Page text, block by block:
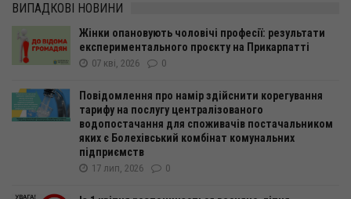
ВИПАДКОВІ НОВИНИ
Жінки опановують чоловічі професії: результати
експериментального проєкту на Прикарпатті
07 кві, 2026 0
Повідомлення про намір здійснити корегування
тарифу на послугу централізованого
водопостачання для споживачів постачальником
яких є Болехівський комбінат комунальних
підприємств
17 лип, 2026 0